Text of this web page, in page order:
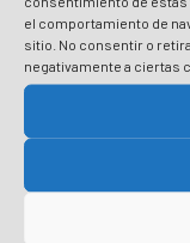
el comportamiento de
sitio. No consentir o
negativamente a ciertas
Casa-Torre
Demolida y
sigue